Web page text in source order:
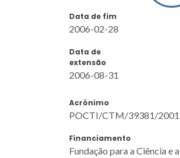
Data de fim
2006-02-28
Data de
extensão
2006-08-31
Acrónimo
POCTI/CTM/39381/2001
Financiamento
Fundação para a Ciência e a